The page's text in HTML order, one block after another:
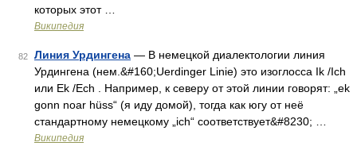
которых этот …
Википедия
82 Линия Урдингена — В немецкой диалектологии линия
Урдингена (нем.&#160;Uerdinger Linie) это изоглосса Ik /Ich
или Ek /Ech . Например, к северу от этой линии говорят: „ek
gonn noar hüss“ (я иду домой), тогда как югу от неё
стандартному немецкому „ich“ соответствует&#8230; …
Википедия